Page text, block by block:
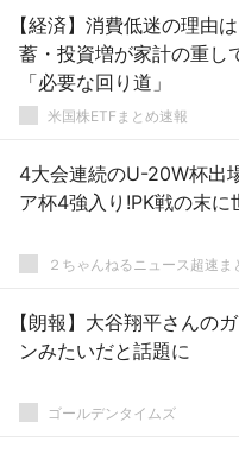
【経済】消費低迷の理由
蓄・投資増が家計の重し
「必要な回り道」
米国株ETFまとめ速報
4大会連続のU-20W杯出
ア杯4強入り!PK戦の末
２ちゃんねるニュース超速ま
【朗報】大谷翔平さんの
ンみたいだと話題に
ゴールデンタイムズ